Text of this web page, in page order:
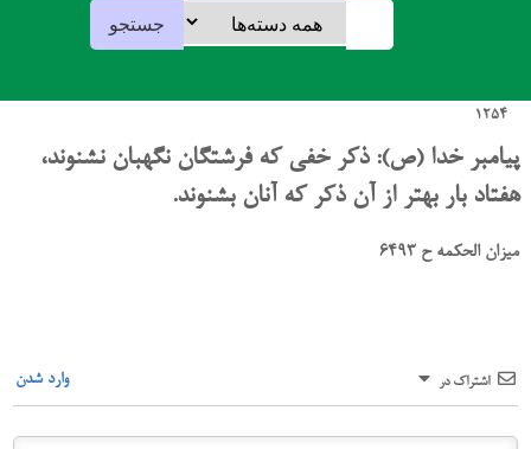
1254
پیامبر خدا (ص): ذکر خفی که فرشتگان نگهبان نشنوند،
هفتاد بار بهتر از آن ذکر که آنان بشنوند.
میزان الحکمه ح 6493
اشتراک در وارد شدن